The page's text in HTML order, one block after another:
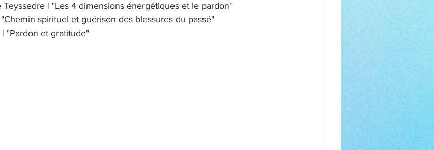
| "Les 4 dimensions énergétiques et le pardon"
spirituel et guérison des blessures du passé"
"Pardon et gratitude"